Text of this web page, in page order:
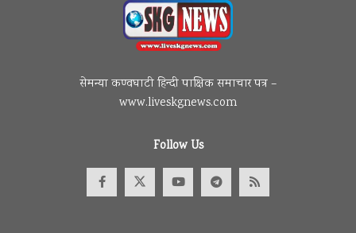
सेमन्या कण्वघाटी हिन्दी पाक्षिक समाचार पत्र –
www.liveskgnews.com
Follow Us